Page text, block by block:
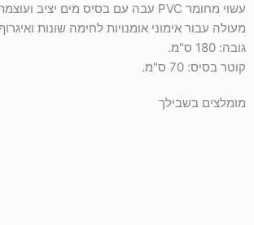
עשוי מחומר PVC עבה עם בסיס מים יציב ועוצמתי.
מעולה עבור אימוני אומנויות לחימה שונות
גובה: 180 ס"מ.
קוטר בסיס: 70 ס"מ.
מומלצים בשבילך